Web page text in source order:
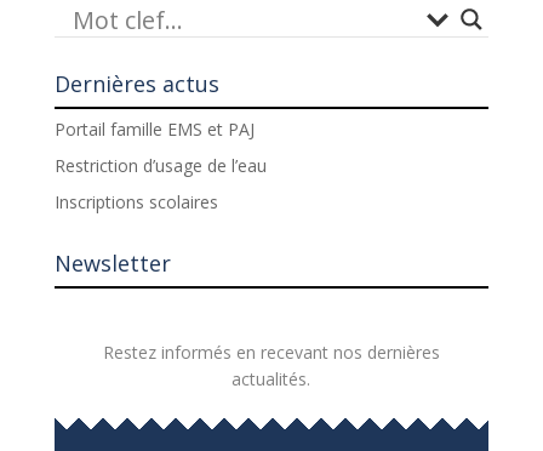
Dernières actus
Portail famille EMS et PAJ
Restriction d’usage de l’eau
Inscriptions scolaires
Newsletter
Restez informés en recevant nos dernières
actualités.